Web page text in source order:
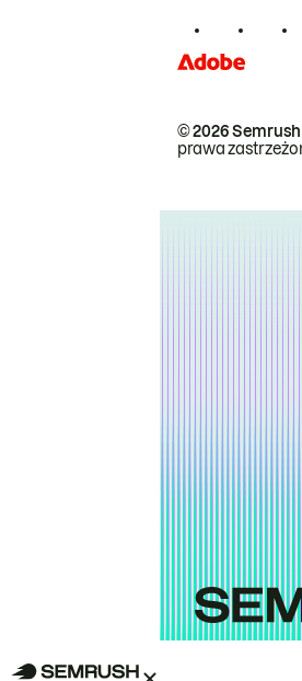
© 2026
prawa